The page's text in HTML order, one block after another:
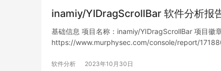
inamiy/YIDragScrollBar 软件分析报
基础信息 项目名称：inamiy/YIDragScrollBar 项目
https://www.murphysec.com/console/report/
软件分析 2023年10月30日